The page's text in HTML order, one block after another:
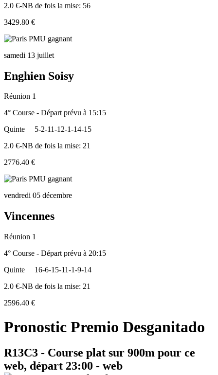
2.0 €-NB de fois la mise: 56
3429.80 €
samedi 13 juillet
Enghien Soisy
Réunion 1
4° Course - Départ prévu à 15:15
Quinte
5-2-11-12-1-14-15
2.0 €-NB de fois la mise: 21
2776.40 €
vendredi 05 décembre
Vincennes
Réunion 1
4° Course - Départ prévu à 20:15
Quinte
16-6-15-11-1-9-14
2.0 €-NB de fois la mise: 21
2596.40 €
Pronostic Premio Desganitado
R13C3 - Course plat sur 900m pour ce
web, départ 23:00 - web